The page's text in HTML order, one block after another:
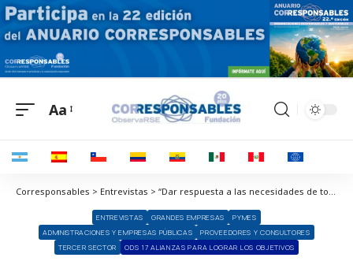
Aa
Corresponsables > Entrevistas > “Dar respuesta a las necesidades de todo el mundo en materia de diversidad”
ENTREVISTAS GRANDES EMPRESAS
PYMES
ADMINISTRACIONES Y EMPRESAS PÚBLICAS
PROVEEDORES Y CONSULTORES
TERCER SECTOR
ODS 17 ALIANZAS PARA LOGRAR LOS OBJETIVOS